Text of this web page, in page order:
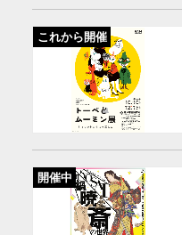
これから開催
開催中